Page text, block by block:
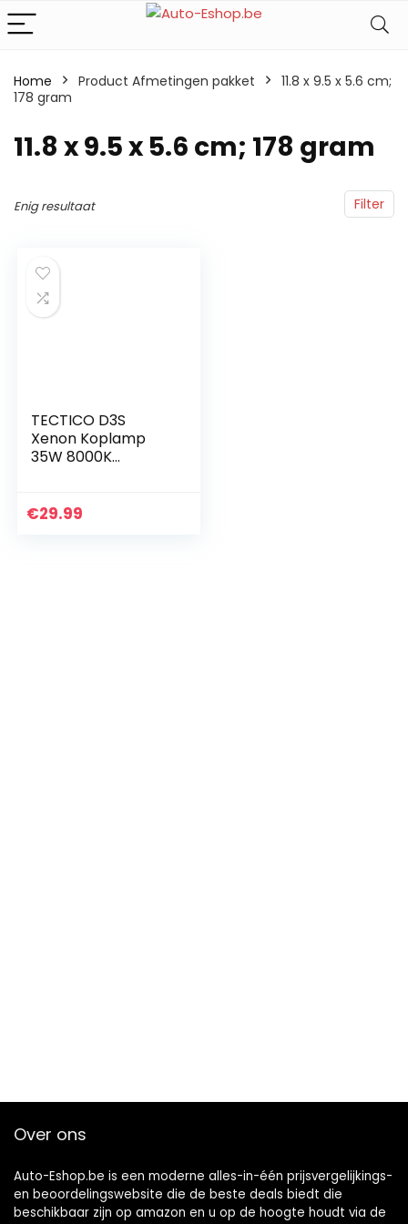
Home Product Afmetingen pakket
‎11.8 x 9.5 x 5.6 cm;
178 gram
‎11.8 x 9.5 x 5.6 cm; 178 gram
Filter
Enig resultaat
TECTICO D3S
Xenon Koplamp
35W 8000K
Xtreme Licht 12V
€29.99
Over ons
Auto-Eshop.be is een moderne alles-in-één prijsvergelijkings-
en beoordelingswebsite die de beste deals biedt die
beschikbaar zijn op amazon en u op de hoogte houdt via de